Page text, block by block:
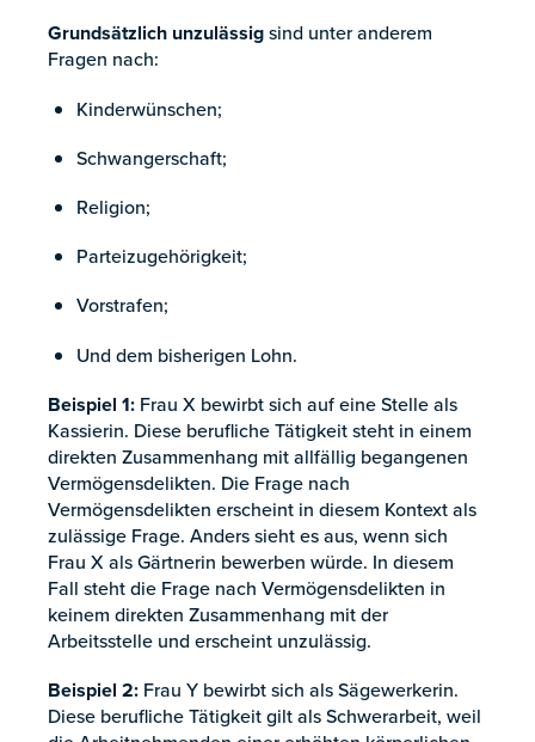
Grundsätzlich unzulässigsind unter anderem
Fragen nach:
Kinderwünschen;
Schwangerschaft;
Religion;
Parteizugehörigkeit;
Vorstrafen;
Und dem bisherigen Lohn.
Beispiel 1: Frau X bewirbt sich auf eine Stelle als
Kassierin. Diese berufliche Tätigkeit steht in einem
direkten Zusammenhang mit allfällig begangenen
Vermögensdelikten. Die Frage nach
Vermögensdelikten erscheint in diesem Kontext als
zulässige Frage. Anders sieht es aus, wenn sich
Frau X als Gärtnerin bewerben würde. In diesem
Fall steht die Frage nach Vermögensdelikten in
keinem direkten Zusammenhang mit der
Arbeitsstelle und erscheint unzulässig.
Beispiel 2: Frau Y bewirbt sich als Sägewerkerin.
Diese berufliche Tätigkeit gilt als Schwerarbeit, weil